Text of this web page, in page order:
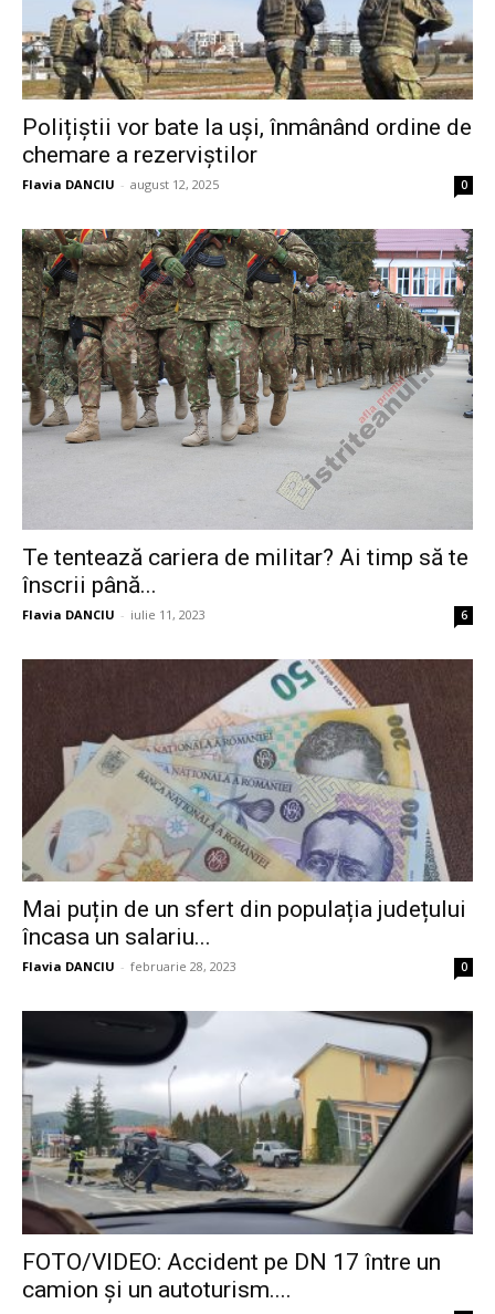
Polițiștii vor bate la uși, înmânând ordine de
chemare a rezerviștilor
Flavia DANCIU - august 12, 2025 0
Te tentează cariera de militar? Ai timp să te
înscrii până...
Flavia DANCIU - iulie 11, 2023 6
Mai puțin de un sfert din populația județului
încasa un salariu...
Flavia DANCIU - februarie 28, 2023 0
FOTO/VIDEO: Accident pe DN 17 între un
camion și un autoturism....